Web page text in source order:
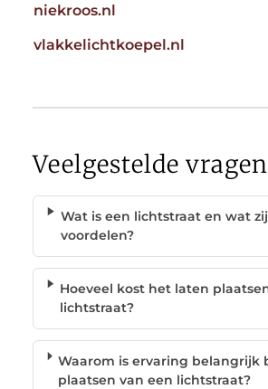
niekroos.nl
vlakkelichtkoepel.nl
Veelgestelde vragen
Wat is een lichtstraat en wat
voordelen?
Hoeveel kost het laten
lichtstraat?
Waarom is ervaring belangrijk
plaatsen van een lichtstraat?